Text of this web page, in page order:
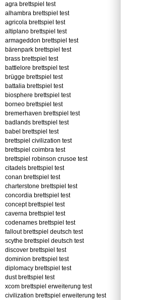
agra brettspiel test
alhambra brettspiel test
agricola brettspiel test
altiplano brettspiel test
armageddon brettspiel test
bärenpark brettspiel test
brass brettspiel test
battlelore brettspiel test
brügge brettspiel test
battalia brettspiel test
biosphere brettspiel test
borneo brettspiel test
bremerhaven brettspiel test
badlands brettspiel test
babel brettspiel test
brettspiel civilization test
brettspiel coimbra test
brettspiel robinson crusoe test
citadels brettspiel test
conan brettspiel test
charterstone brettspiel test
concordia brettspiel test
concept brettspiel test
caverna brettspiel test
codenames brettspiel test
fallout brettspiel deutsch test
scythe brettspiel deutsch test
discover brettspiel test
dominion brettspiel test
diplomacy brettspiel test
dust brettspiel test
xcom brettspiel erweiterung test
civilization brettspiel erweiterung test